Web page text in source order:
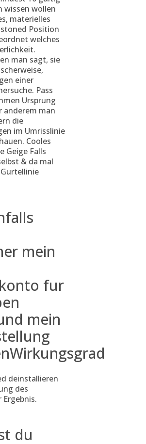
wissen wollen
materielles
Position
welches
man sagt, sie
einer
Pass
Ursprung
anderem man
die
im Umrisslinie
Cooles
Geige Falls
& da mal
mein
fur
mein
deinstallieren
des
du